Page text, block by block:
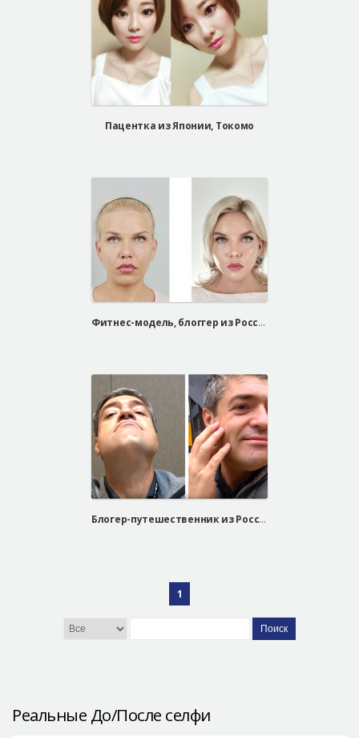
Пацентка из Японии, Токомо
Фитнес-модель, блоггер из России, Анна Бель
Блогер-путешественник из России, Сергей Доля
1
Поиск
Реальные До/После селфи